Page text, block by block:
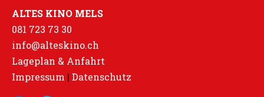
ALTES KINO MELS
081 723 73 30
info@alteskino.ch
Lageplan & Anfahrt
Impressum | Datenschutz